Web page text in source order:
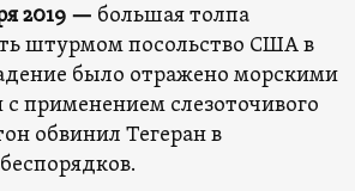
2019 — большая толпа
штурмом посольство США в
было отражено морскими
применением слезоточивого
обвинил Тегеран в